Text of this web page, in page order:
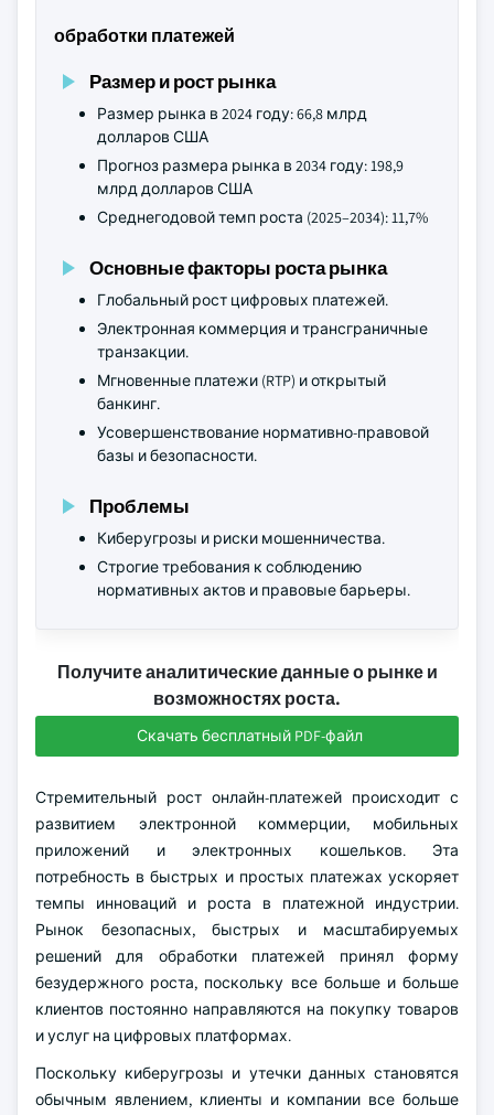
обработки платежей
Размер и рост рынка
Размер рынка в 2024 году: 66,8 млрд
долларов США
Прогноз размера рынка в 2034 году: 198,9
млрд долларов США
Среднегодовой темп роста (2025–2034): 11,7%
Основные факторы роста рынка
Глобальный рост цифровых платежей.
Электронная коммерция и трансграничные
транзакции.
Мгновенные платежи (RTP) и открытый
банкинг.
Усовершенствование нормативно-правовой
базы и безопасности.
Проблемы
Киберугрозы и риски мошенничества.
Строгие требования к соблюдению
нормативных актов и правовые барьеры.
Получите аналитические данные о рынке и
возможностях роста.
Скачать бесплатный PDF-файл
Стремительный рост онлайн-платежей происходит с
развитием электронной коммерции, мобильных
приложений и электронных кошельков. Эта
потребность в быстрых и простых платежах ускоряет
темпы инноваций и роста в платежной индустрии.
Рынок безопасных, быстрых и масштабируемых
решений для обработки платежей принял форму
безудержного роста, поскольку все больше и больше
клиентов постоянно направляются на покупку товаров
и услуг на цифровых платформах.
Поскольку киберугрозы и утечки данных становятся
обычным явлением, клиенты и компании все больше